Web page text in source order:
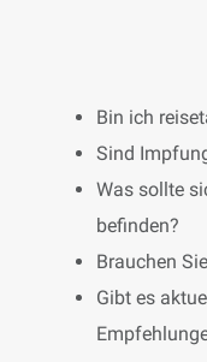
Bin ich
Sind
Was sollte
befinden?
Brauchen
Gibt es